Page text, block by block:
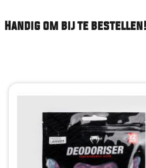
Handig om bij te bestellen!